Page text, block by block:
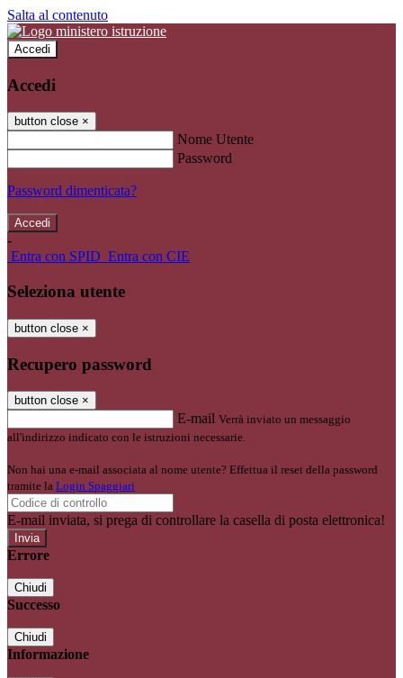
Salta al contenuto
Accedi
Accedi
button close ×
Nome Utente
Password
Password dimenticata?
-
Entra con SPID Entra con CIE
Seleziona utente
button close ×
Recupero password
button close ×
E-mail Verrà inviato un messaggio
all'indirizzo indicato con le istruzioni necessarie.
Non hai una e-mail associata al nome utente? Effettua il reset della password
tramite la Login Spaggiari
E-mail inviata, si prega di controllare la casella di posta elettronica!
Errore
Chiudi
Successo
Chiudi
Informazione